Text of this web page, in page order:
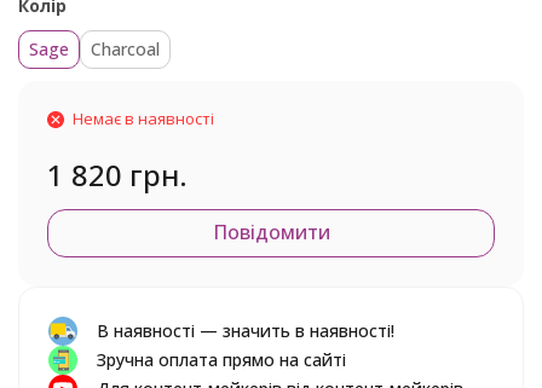
Колір
Sage
Charcoal
Немає в наявності
1 820 грн.
Повідомити
В наявності — значить в наявності!
Зручна оплата прямо на сайті